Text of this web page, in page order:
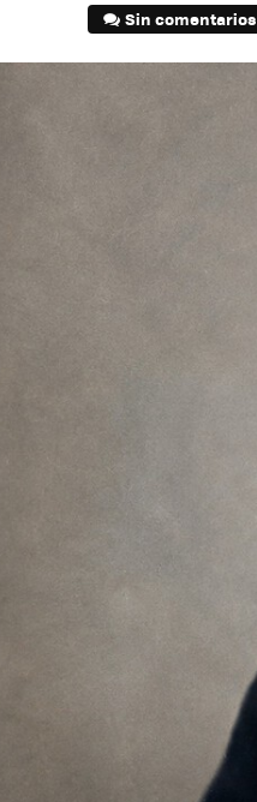
Sin comentarios